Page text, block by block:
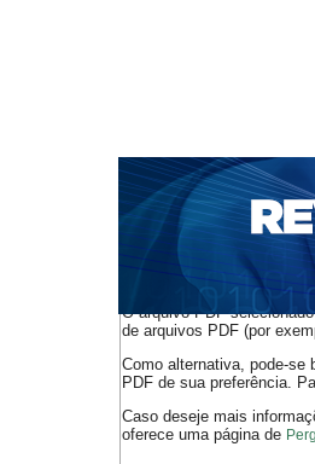
CAPA SOBRE
NOTÍCIAS
PORTAL
BASES DE DADOS E
Capa v. 17, n. 32 (2015)
O arquivo PDF
de arquivos PDF (por
Como alternativa, pode-se
PDF de sua preferência.
Caso deseje mais
oferece uma página de